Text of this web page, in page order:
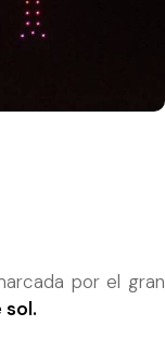
por el gran
sol.